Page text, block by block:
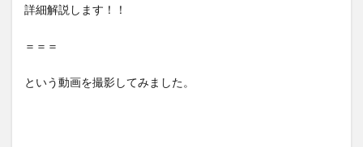
詳細解説します！！
＝＝＝
という動画を撮影してみました。